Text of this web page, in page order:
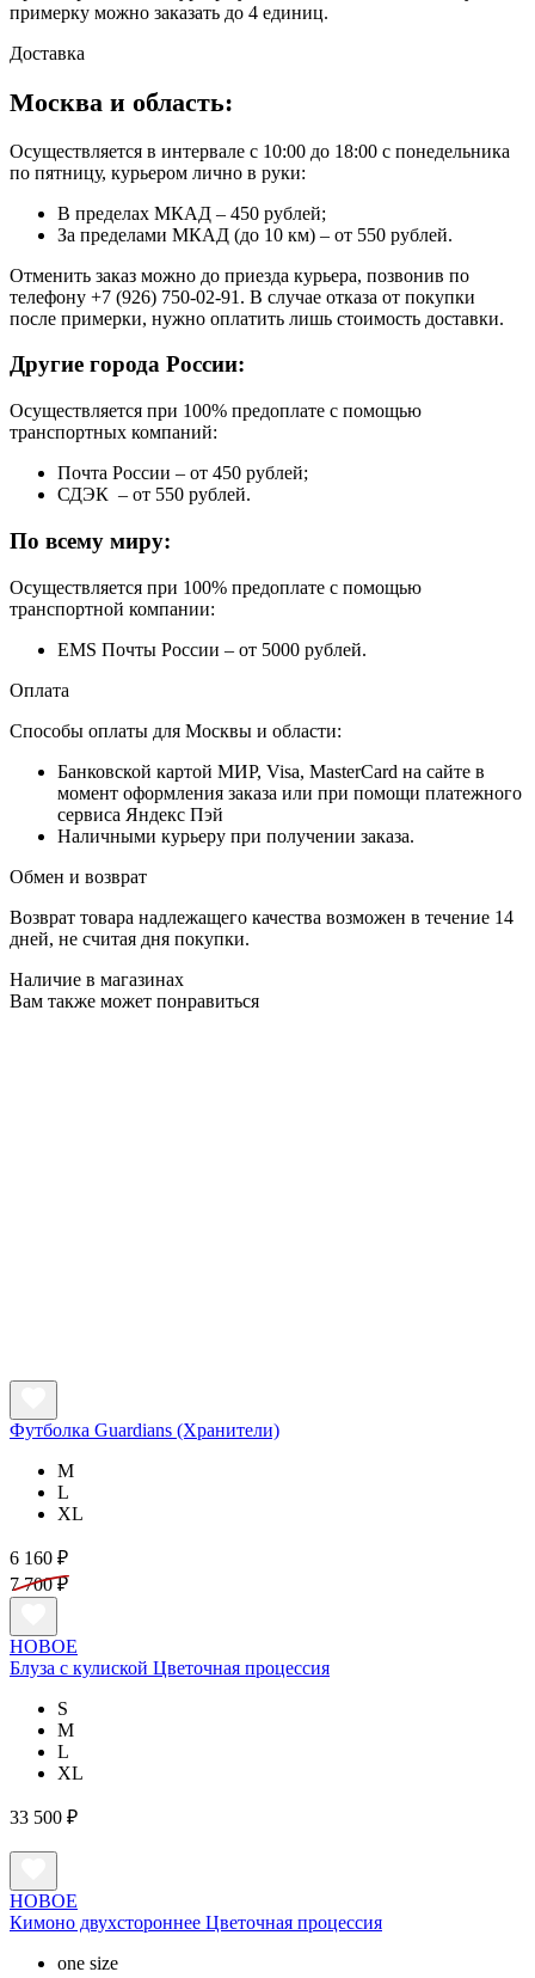
примерку можно заказать до 4 единиц.
Доставка
Москва и область:
Осуществляется в интервале с 10:00 до 18:00 с понедельника
по пятницу, курьером лично в руки:
В пределах МКАД – 450 рублей;
За пределами МКАД (до 10 км) – от 550 рублей.
Отменить заказ можно до приезда курьера, позвонив по
телефону +7 (926) 750-02-91. В случае отказа от покупки
после примерки, нужно оплатить лишь стоимость доставки.
Другие города России:
Осуществляется при 100% предоплате с помощью
транспортных компаний:
Почта России – от 450 рублей;
СДЭК – от 550 рублей.
По всему миру:
Осуществляется при 100% предоплате с помощью
транспортной компании:
EMS Почты России – от 5000 рублей.
Оплата
Способы оплаты для Москвы и области:
Банковской картой МИР, Visa, MasterCard на сайте в
момент оформления заказа или при помощи платежного
сервиса Яндекс Пэй
Наличными курьеру при получении заказа.
Обмен и возврат
Возврат товара надлежащего качества возможен в течение 14
дней, не считая дня покупки.
Наличие в магазинах
Вам также может понравиться
Футболка Guardians (Хранители)
M
L
XL
6 160 ₽
7 700 ₽
НОВОЕ
Блуза с кулиской Цветочная процессия
S
M
L
XL
33 500 ₽
НОВОЕ
Кимоно двухстороннее Цветочная процессия
one size